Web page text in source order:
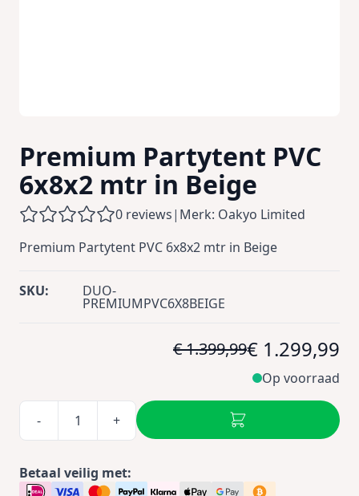
Premium Partytent PVC
6x8x2 mtr in Beige
0 reviews| Merk: Oakyo Limited
Premium Partytent PVC 6x8x2 mtr in Beige
SKU: DUO-
PREMIUMPVC6X8BEIGE
€ 1.399,99€ 1.299,99
Op voorraad
- +
Betaal veilig met: